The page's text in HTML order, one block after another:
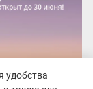
удобства